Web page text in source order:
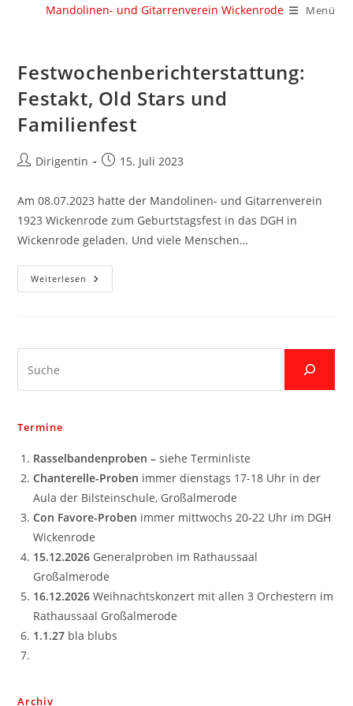
Mandolinen- und Gitarrenverein Wickenrode Menü
Festwochenberichterstattung:
Festakt, Old Stars und
Familienfest
Beitrags-
Dirigentin
Beitrag15. Juli 2023
Am 08.07.2023 hatte der Mandolinen- und Gitarrenverein
1923 Wickenrode zum Geburtstagsfest in das DGH in
Wickenrode geladen. Und viele Menschen…
Weiterlesen Festwochenberichterstattung:
Festakt,
Termine
Rasselbandenproben –siehe Terminliste
Chanterelle-Proben immer dienstags 17-18 Uhr in der
Aula der Bilsteinschule, Großalmerode
Con Favore-Proben immer mittwochs 20-22 Uhr im DGH
Wickenrode
15.12.2026 Generalproben im Rathaussaal
Großalmerode
16.12.2026 Weihnachtskonzert mit allen 3 Orchestern im
Rathaussaal Großalmerode
1.1.27 bla blubs
Archiv